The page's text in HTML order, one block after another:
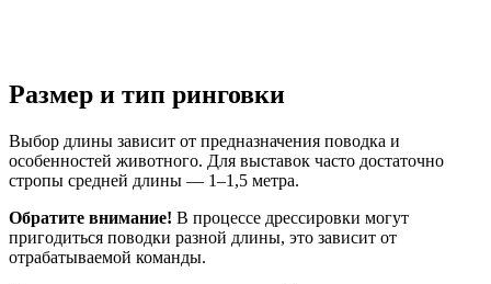
Размер и тип ринговки
Выбор длины зависит от предназначения поводка и
особенностей животного. Для выставок часто достаточно
стропы средней длины — 1–1,5 метра.
Обратите внимание! В процессе дрессировки могут
пригодиться поводки разной длины, это зависит от
отрабатываемой команды.